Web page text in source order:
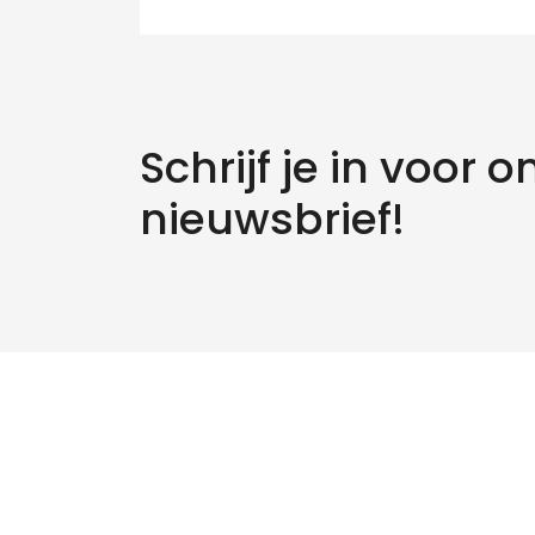
Schrijf je in voor
nieuwsbrief!